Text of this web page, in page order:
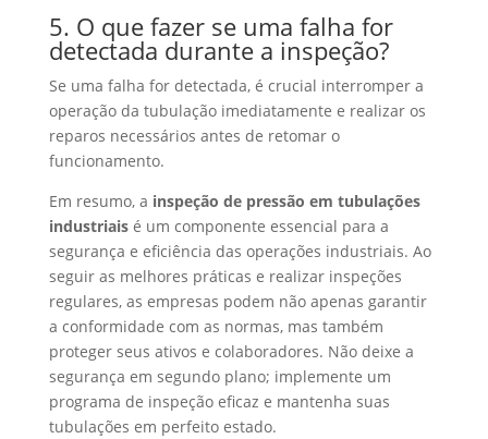
5. O que fazer se uma falha for
detectada durante a inspeção?
Se uma falha for detectada, é crucial interromper a
operação da tubulação imediatamente e realizar os
reparos necessários antes de retomar o
funcionamento.
Em resumo, a inspeção de pressão em tubulações
industriaisé um componente essencial para a
segurança e eficiência das operações industriais. Ao
seguir as melhores práticas e realizar inspeções
regulares, as empresas podem não apenas garantir
a conformidade com as normas, mas também
proteger seus ativos e colaboradores. Não deixe a
segurança em segundo plano; implemente um
programa de inspeção eficaz e mantenha suas
tubulações em perfeito estado.